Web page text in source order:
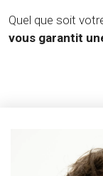
Quel que soit
vous garantit